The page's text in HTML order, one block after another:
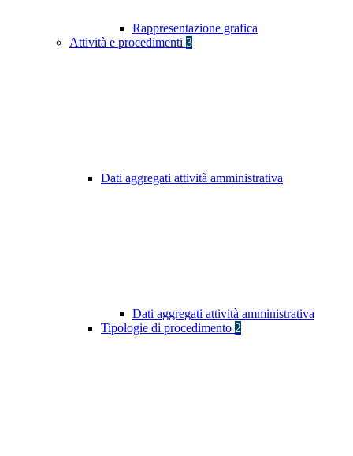
Rappresentazione grafica
Attività e procedimenti 3
Dati aggregati attività amministrativa
Dati aggregati attività amministrativa
Tipologie di procedimento 2